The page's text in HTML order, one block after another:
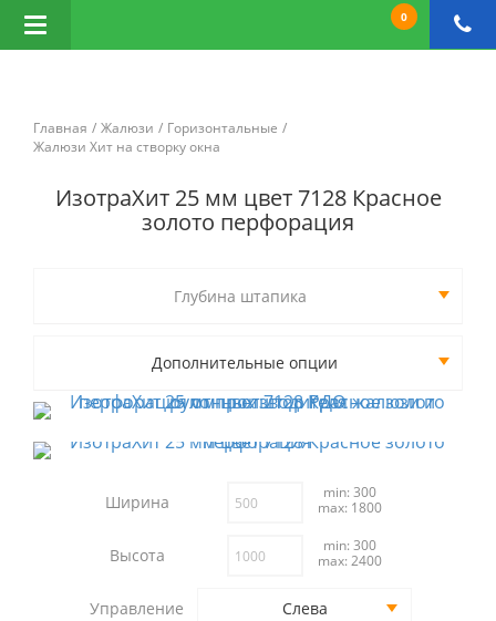
0
Открыть
навигацию
Главная Жалюзи
Горизонтальные
Жалюзи Хит на створку окна
ИзотраХит 25 мм цвет 7128 Красное
золото перфорация
Глубина штапика
Дополнительные опции
Ширина
min: 300
max: 1800
Высота
min: 300
max: 2400
Управление Слева